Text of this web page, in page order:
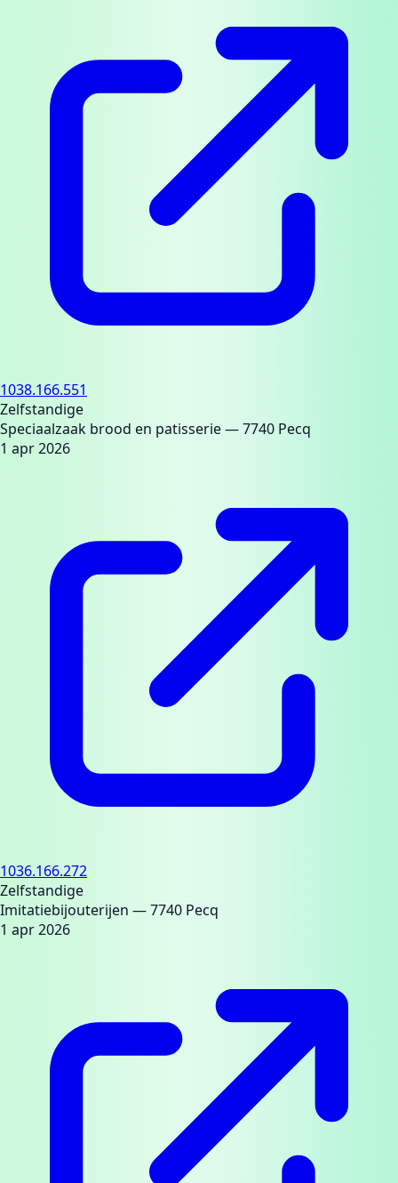
1038.166.551
Zelfstandige
Speciaalzaak brood en patisserie— 7740 Pecq
1 apr 2026
1036.166.272
Zelfstandige
Imitatiebijouterijen — 7740 Pecq
1 apr 2026